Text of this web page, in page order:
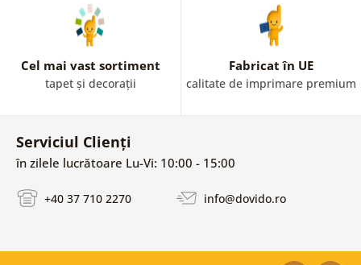
Cel mai vast sortiment
tapet și decorații
Fabricat în UE
calitate de imprimare premium
Serviciul Clienți
în zilele lucrătoare Lu-Vi: 10:00 - 15:00
+40 37 710 2270 info@dovido.ro